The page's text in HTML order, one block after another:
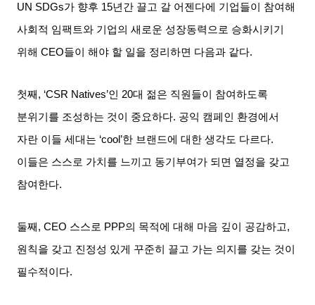
UN SDGs가 향후 15년간 끌고 갈 어젠다에 기업들이 참여해
사회적 임팩트와 기업의 새로운 성장동력으로 승화시키기
위해 CEO들이 해야 할 일을 정리하면 다음과 같다.
첫째 , ‘CSR Natives’인 20대 젊은 직원들이 참여하도록
분위기를 조성하는 것이 중요하다. 공익 캠페인 환경에서
자란 이들 세대는 ‘cool’한 브랜드에 대한 생각도 다르다.
이들은 스스로 가치를 느끼고 동기부여가 되면 열정을 갖고
참여한다.
둘째 , CEO 스스로 PPP의 목적에 대해 마음 깊이 공감하고,
원칙을 갖고 진정성 있게 꾸준히 끌고 가는 의지를 갖는 것이
필수적이다.